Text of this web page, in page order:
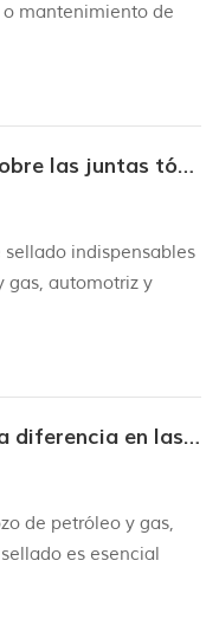
mantenimiento de
el revestimiento y
al mismo tiempo
y los fluidos del pozo
Todo lo que necesita saber sobre las juntas tóricas, especialmente las juntas tóricas RGD
indispensables
gas, automotriz y
que ocupa un
y el
de sellado
Sello FS vs Sello P: ¿Cuál es la diferencia en las aplicaciones de cabezales de pozo?
de petróleo y gas,
es esencial
de sellado